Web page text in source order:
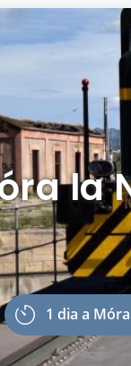
la
1 dia a